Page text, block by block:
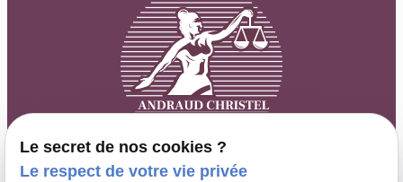
Le secret de nos cookies ?
Le respect de votre vie privée